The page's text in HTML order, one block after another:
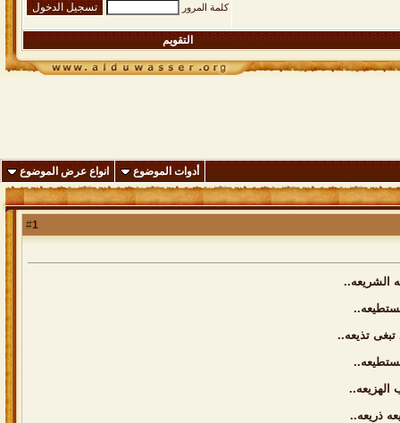
كلمة المرور
التقويم
أدوات الموضوع انواع عرض الموضوع
1
الشريعه..
تذيعه..
ذريعه..